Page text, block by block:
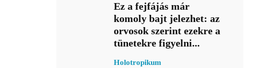
Ez a fejfájás már
komoly bajt jelezhet: az
orvosok szerint ezekre a
tünetekre figyelni...
Holotropikum